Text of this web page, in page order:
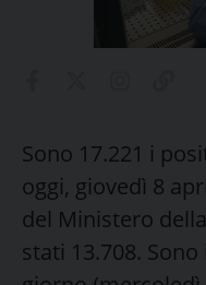
Sono 17.221 i
oggi, giovedì 8
del Ministero
stati 13.708.